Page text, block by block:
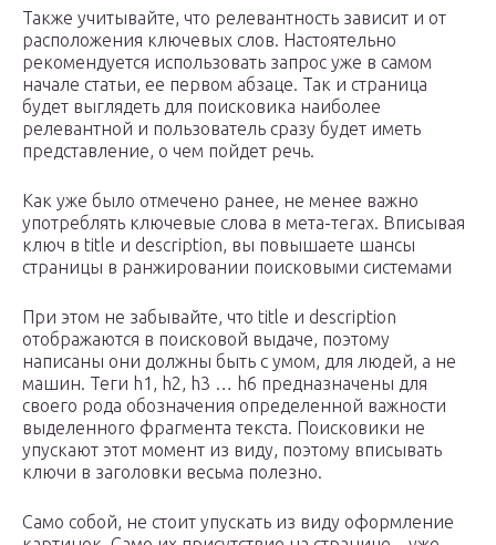
Также учитывайте, что релевантность зависит и от
расположения ключевых слов. Настоятельно
рекомендуется использовать запрос уже в самом
начале статьи, ее первом абзаце. Так и страница
будет выглядеть для поисковика наиболее
релевантной и пользователь сразу будет иметь
представление, о чем пойдет речь.
Как уже было отмечено ранее, не менее важно
употреблять ключевые слова в мета-тегах. Вписывая
ключ в title и description, вы повышаете шансы
страницы в ранжировании поисковыми системами
При этом не забывайте, что title и description
отображаются в поисковой выдаче, поэтому
написаны они должны быть с умом, для людей, а не
машин. Теги h1, h2, h3 … h6 предназначены для
своего рода обозначения определенной важности
выделенного фрагмента текста. Поисковики не
упускают этот момент из виду, поэтому вписывать
ключи в заголовки весьма полезно.
Само собой, не стоит упускать из виду оформление